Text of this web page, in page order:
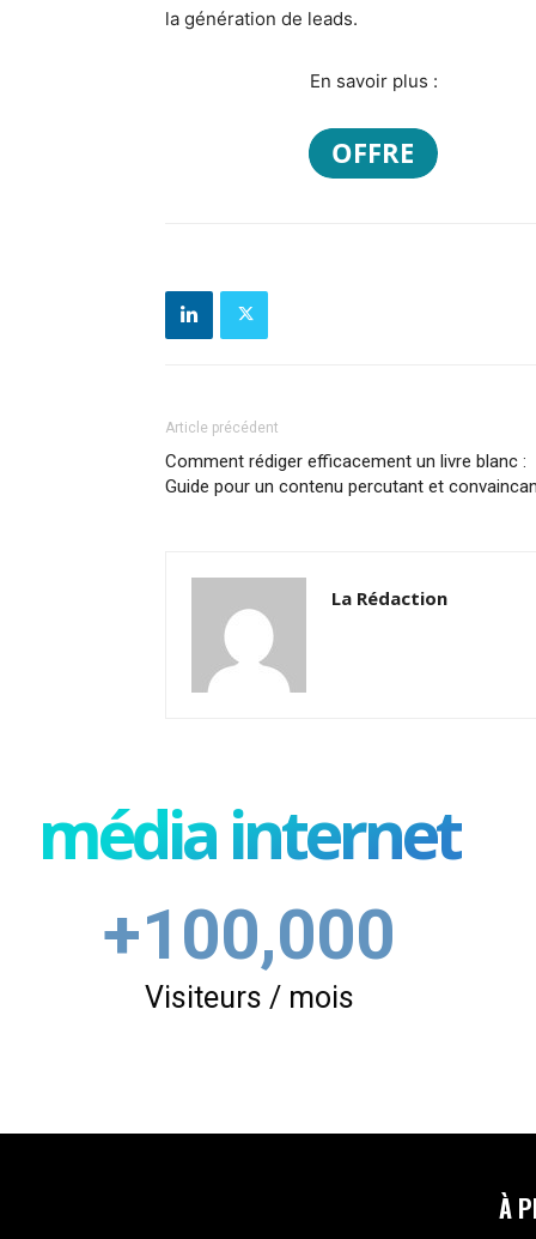
la génération de leads.
En savoir plus :
Article précédent
Comment rédiger efficacement un livre blanc :
Guide pour un contenu percutant et
La Rédaction
média internet
+100,000
Visiteurs / mois
À